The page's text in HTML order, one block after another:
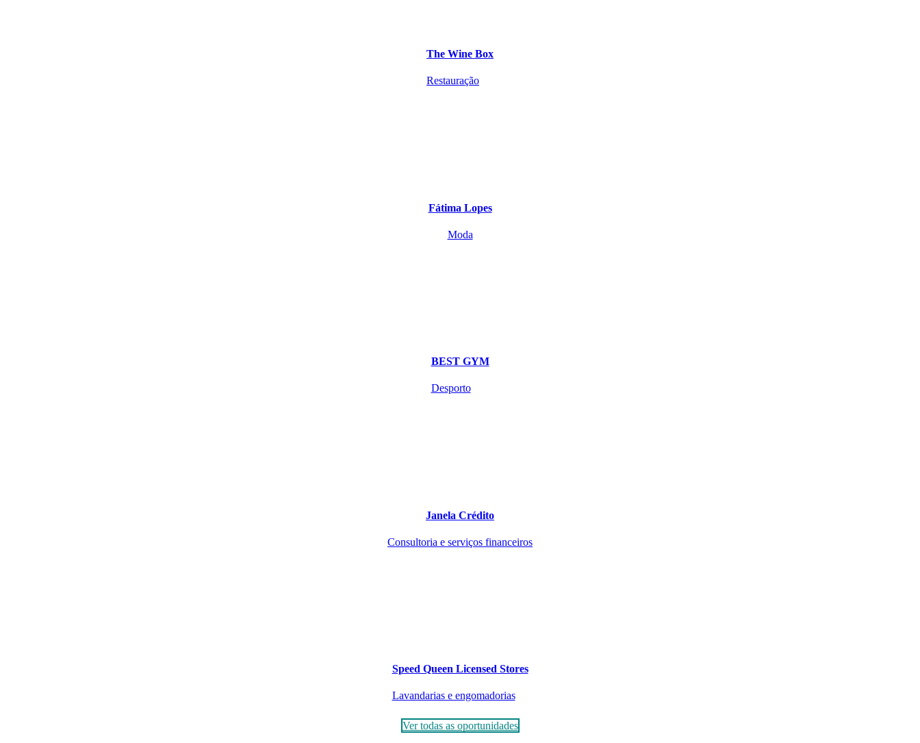
The Wine Box
Restauração
Fátima Lopes
Moda
BEST GYM
Desporto
Janela Crédito
Consultoria e serviços financeiros
Speed Queen Licensed Stores
Lavandarias e engomadorias
Ver todas as oportunidades